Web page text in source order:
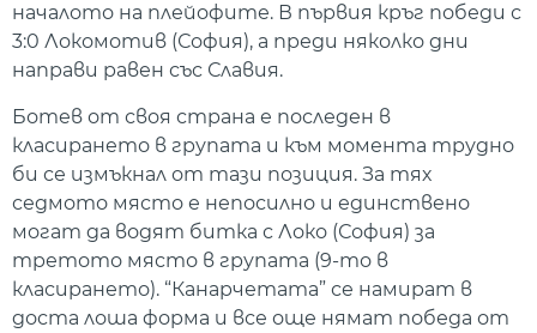
началото на плейофите. В първия кръг победи с
3:0 Локомотив (София), а преди няколко дни
направи равен със Славия.
Ботев от своя страна е последен в
класирането в групата и към момента трудно
би се измъкнал от тази позиция. За тях
седмото място е непосилно и единствено
могат да водят битка с Локо (София) за
третото място в групата (9-то в
класирането). “Канарчетата” се намират в
доста лоша форма и все още нямат победа от